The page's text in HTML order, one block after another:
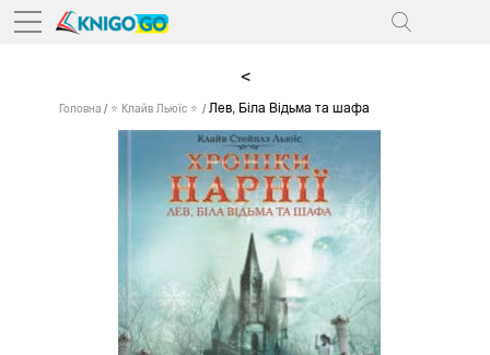
<
Головна ⭐ Клайв Льюїс ⭐ Лев, Біла Відьма та шафа